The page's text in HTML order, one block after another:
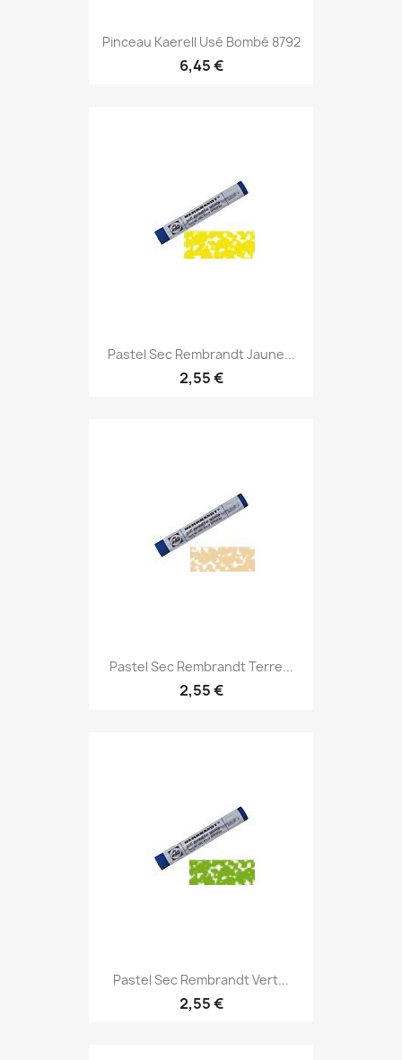
Pinceau Kaerell Usé Bombé 8792
6,45 €
Pastel Sec Rembrandt Jaune...
2,55 €
Pastel Sec Rembrandt Terre...
2,55 €
Pastel Sec Rembrandt Vert...
2,55 €